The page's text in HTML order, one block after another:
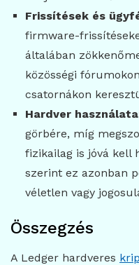
Frissítések és
firmware-
általában
közösségi
csatornákon
Hardver használata
görbére, míg
fizikailag is jóvá kell
szerint ez azonban
véletlen vagy
Összegzés
A Ledger hardveres